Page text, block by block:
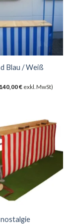
Blau / Weiß
€exkl. MwSt)